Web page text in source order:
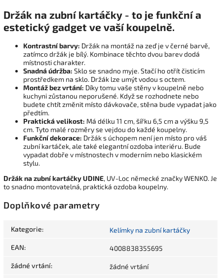
Držák na zubní kartáčky - to je funkční a
estetický gadget ve vaší koupelně.
Kontrastní barvy: Držák na montáž na zeď je v černé barvě,
zatímco držák je bílý. Kombinace těchto dvou barev dodá
místnosti charakter.
Snadná údržba: Sklo se snadno myje. Stačí ho otřít čisticím
prostředkem na sklo. Držák lze umýt vodou s octem.
Montáž bez vrtání: Díky tomu vaše stěny v koupelně nebo
kuchyni zůstanou neporušené. Když se rozhodnete nebo
budete chtít změnit místo dávkovače, stěna bude vypadat jako
předtím.
Praktická velikost: Má délku 11 cm, šířku 6,5 cm a výšku 9,5
cm. Tyto malé rozměry se vejdou do každé koupelny.
Funkční dekorace: Držák s úchopem není jen místo pro váš
zubní kartáček, ale také elegantní ozdoba interiéru. Bude
vypadat dobře v místnostech v moderním nebo klasickém
stylu.
Držák na zubní kartáčky UDINE, UV-Loc německé značky WENKO. Je
to snadno montovatelná, praktická ozdoba koupelny.
Doplňkové parametry
Kategorie: Kelímky na zubní kartáčky
EAN: 4008838355695
žádné vrtání: žádné vrtání